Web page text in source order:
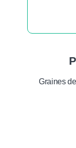
Graines